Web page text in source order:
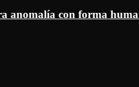
anomalía con forma